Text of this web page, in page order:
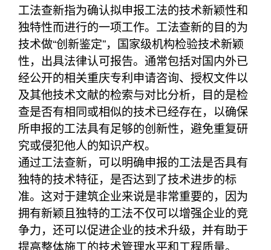
工法查新指为确认拟申报工法的技术新颖性和
独特性而进行的一项工作。工法查新的目的为
技术做“创新鉴定”，国家级机构检验技术新颖
性，出具法律认可报告。通常包括对国内外已
经公开的相关重庆专利申请咨询、授权文件以
及其他技术文献的检索与对比分析，目的是检
查是否有相同或相似的技术已经存在，以确保
所申报的工法具有足够的创新性，避免重复研
究或侵犯他人的知识产权。
通过工法查新，可以明确申报的工法是否具有
独特的技术特征，是否达到了技术进步的标
准。这对于建筑企业来说是非常重要的，因为
拥有新颖且独特的工法不仅可以增强企业的竞
争力，还可以促进企业的技术升级，并有助于
提高整体施工的技术管理水平和工程质量。